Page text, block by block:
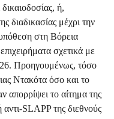
ή,
διαδικασίας μέχρι την
στη Βόρεια
σχετικά με
Προηγουμένως, τόσο
Ντακότα όσο και το
απορρίψει το αίτημα της
SLAPP της διεθνούς